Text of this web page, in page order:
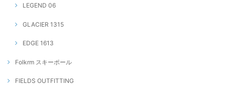
LEGEND 06
GLACIER 1315
EDGE 1613
Folkrm スキーポール
FIELDS OUTFITTING